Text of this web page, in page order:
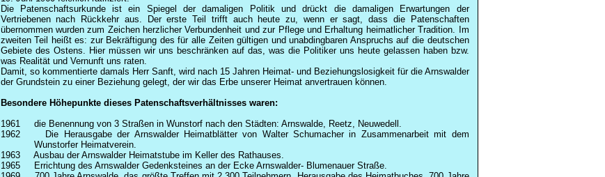
Die
Patenschaftsurkundeist ein Spiegel der damaligen Politik und drückt die damaligen Erwartungen der
Vertriebenen nach Rückkehr aus. Der erste Teil trifft auch heute zu, wenn er sagt, dass die Patenschaften
übernommen wurden zum Zeichen herzlicher Verbundenheit und zur Pflege und Erhaltung heimatlicher Tradition. Im
zweiten Teil heißt es: zur Bekräftigung des für alle Zeiten gültigen und unabdingbaren Anspruchs auf die deutschen
Gebiete des Ostens. Hier müssen wir uns beschränken auf das, was die Politiker uns heute gelassen haben bzw.
was Realität und Vernunft uns raten.
Damit, so kommentierte damals Herr Sanft, wird nach 15 Jahren Heimat- und Beziehungslosigkeit für die Arnswalder
der Grundstein zu einer Beziehung gelegt, der wir das Erbe unserer Heimat anvertrauen können.
Besondere Höhepunkte dieses Patenschaftsverhältnisseswaren:
1961
die Benennung von 3 Straßen in Wunstorf nach den Städten: Arnswalde, Reetz, Neuwedell.
1962
Die Herausgabe der Arnswalder Heimatblätter von Walter Schumacher in Zusammenarbeit mit dem
WunstorferHeimatverein.
1963
Ausbau der Arnswalder Heimatstube im Keller des Rathauses.
1965
Errichtung des Arnswalder Gedenksteines an der Ecke Arnswalder- Blumenauer Straße.